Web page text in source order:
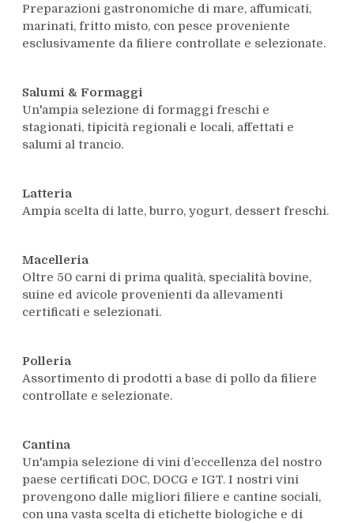
Preparazioni gastronomiche di mare, affumicati,
marinati, fritto misto, con pesce proveniente
esclusivamente da filiere controllate e selezionate.
Salumi & Formaggi
Un'ampia selezione di formaggi freschi e
stagionati, tipicità regionali e locali, affettati e
salumi al trancio.
Latteria
Ampia scelta di latte, burro, yogurt, dessert freschi.
Macelleria
Oltre 50 carni di prima qualità, specialità bovine,
suine ed avicole provenienti da allevamenti
certificati e selezionati.
Polleria
Assortimento di prodotti a base di pollo da filiere
controllate e selezionate.
Cantina
Un'ampia selezione di vini d’eccellenza del nostro
paese certificati DOC, DOCG e IGT. I nostri vini
provengono dalle migliori filiere e cantine sociali,
con una vasta scelta di etichette biologiche e di